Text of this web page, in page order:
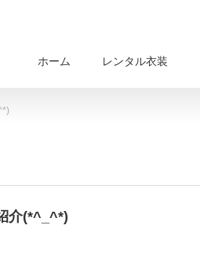
ホーム レンタル衣装
介(*^_^*)